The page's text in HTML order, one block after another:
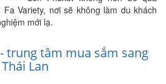
Variety, nơi sẽ không làm du khách
mới lạ.
trung tâm mua sắm sang
Lan